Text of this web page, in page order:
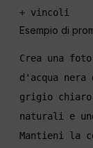
+ vincoli
Esempio di
Crea una
d'acqua nera
grigio
naturali e
Mantieni la